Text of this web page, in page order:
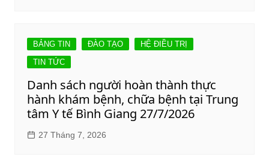
BẢNG TIN ĐÀO TẠO
HỆ ĐIỀU TRỊ
TIN TỨC
Danh sách người hoàn thành thực
hành khám bệnh, chữa bệnh tại Trung
tâm Y tế Bình Giang 27/7/2026
27 Tháng 7, 2026